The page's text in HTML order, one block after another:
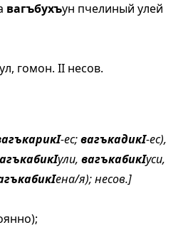
вагъбухъун пчелиный улей
гомон. II несов.
-ес;вагъкадикI-ес),
ули, вагъкабикIуси,
ена/я); несов.]